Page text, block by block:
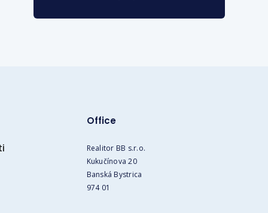
Office
Realitor BB s.r.o.
Kukučínova 20
Banská Bystrica
974 01